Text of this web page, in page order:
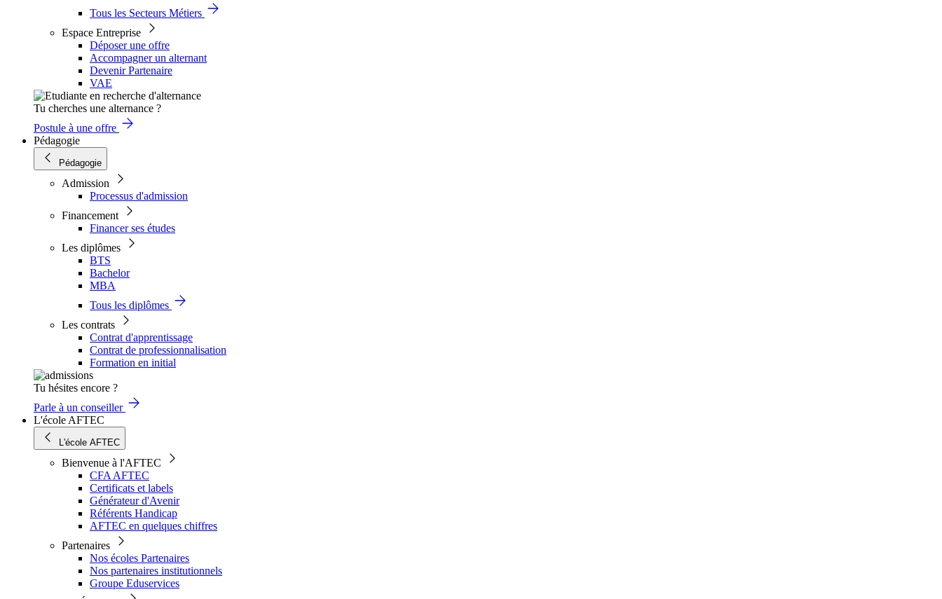
Tous les Secteurs Métiers
Espace Entreprise
Déposer une offre
Accompagner un alternant
Devenir Partenaire
VAE
Tu cherches une alternance ?
Postule à une offre
Pédagogie
Pédagogie
Admission
Processus d'admission
Financement
Financer ses études
Les diplômes
BTS
Bachelor
MBA
Tous les diplômes
Les contrats
Contrat d'apprentissage
Contrat de professionnalisation
Formation en initial
Tu hésites encore ?
Parle à un conseiller
L'école AFTEC
L'école AFTEC
Bienvenue à l'AFTEC
CFA AFTEC
Certificats et labels
Générateur d'Avenir
Référents Handicap
AFTEC en quelques chiffres
Partenaires
Nos écoles Partenaires
Nos partenaires institutionnels
Groupe Eduservices